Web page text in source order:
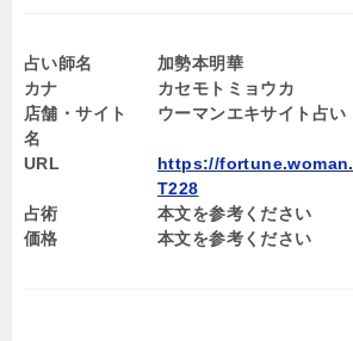
占い師名
加勢本明華
カナ
カセモトミョウカ
店舗・サイト
名
ウーマンエキサイト占い
URL
https://
T228
占術
本文を参考ください
価格
本文を参考ください